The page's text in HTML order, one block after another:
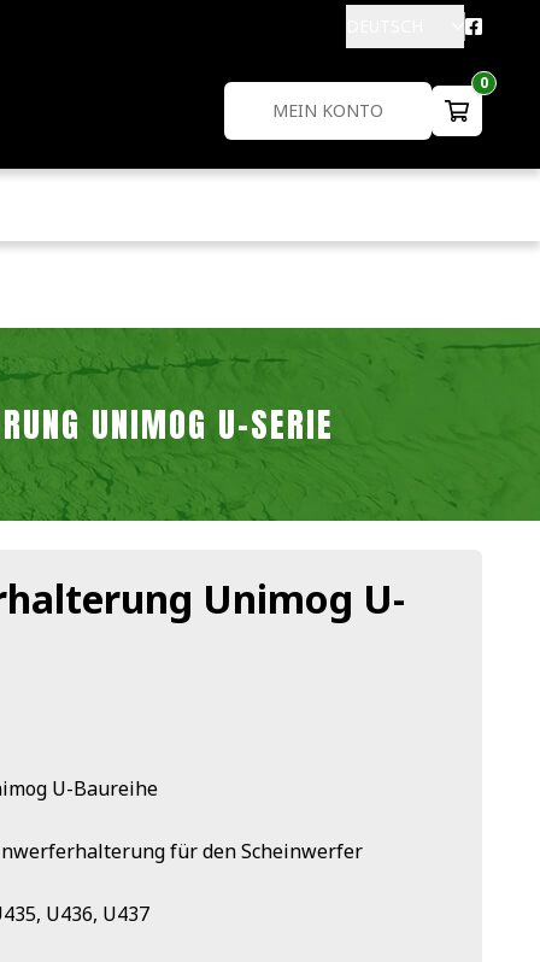
MEIN KONTO
0
UNIMOG U-SERIE
Unimog U-
U-Baureihe
für den Scheinwerfer
U436, U437